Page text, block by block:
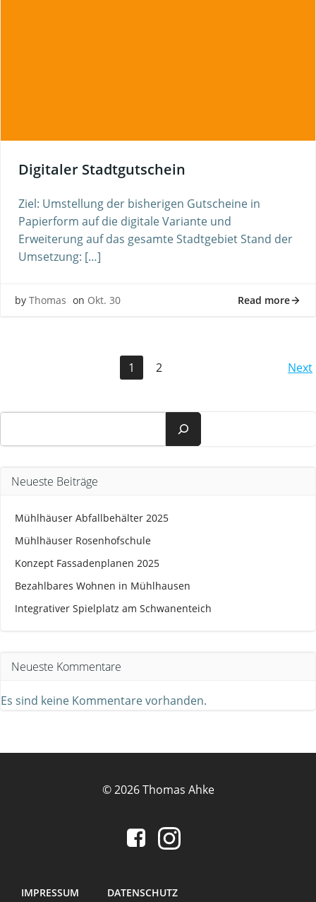
Digitaler Stadtgutschein
Ziel: Umstellung der bisherigen Gutscheine in
Papierform auf die digitale Variante und
Erweiterung auf das gesamte Stadtgebiet Stand der
Umsetzung: […]
by Thomas on Okt. 30 Read more
navigation
Page
1 Page
2 Next
Suchen
Neueste Beiträge
Mühlhäuser Abfallbehälter 2025
Mühlhäuser Rosenhofschule
Konzept Fassadenplanen 2025
Bezahlbares Wohnen in Mühlhausen
Integrativer Spielplatz am Schwanenteich
Neueste Kommentare
Es sind keine Kommentare vorhanden.
© 2026 Thomas Ahke
IMPRESSUM DATENSCHUTZ